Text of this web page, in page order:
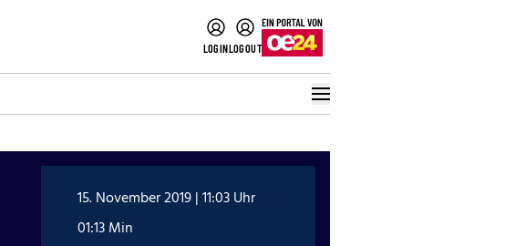
LOGINLOGOUT
15. November 2019 | 11:03 Uhr
01:13 Min